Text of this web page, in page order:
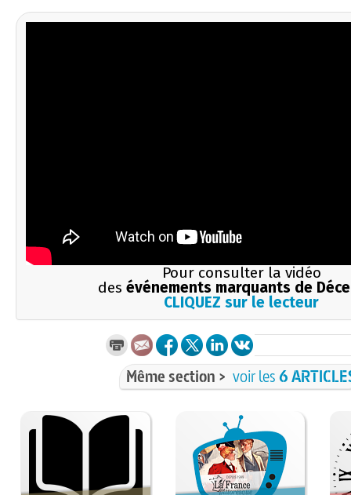
Pour consulter la vidéo
des événements marquants de
CLIQUEZ sur le lecteur
Même section > voir les6